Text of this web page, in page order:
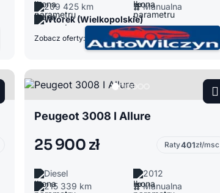
209 425 km
Manualna
Wtórek (Wielkopolskie)
Zobacz oferty:
Peugeot 3008 I Allure
25 900 zł Raty401zł/msc
Diesel
2012
215 339 km
Manualna